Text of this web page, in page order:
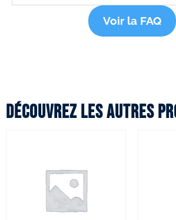
Voir la FAQ
Découvrez les autres